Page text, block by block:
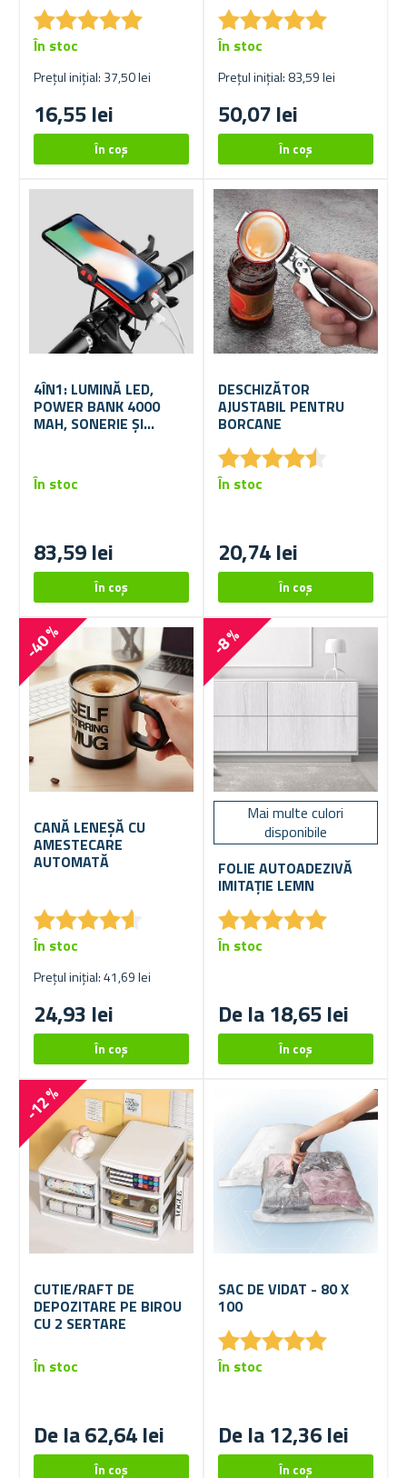
★★★★★
★★★★★
Prețul inițial: 37,50 lei
16,55 lei
În stoc
★★★★★
★★★★★
Prețul inițial: 83,59 lei
50,07 lei
În stoc
4ÎN1: LUMINĂ LED,
POWER BANK 4000
MAH, SONERIE ȘI
BICICLETĂ
83,59 lei
În stoc
DESCHIZĂTOR
AJUSTABIL PENTRU
BORCANE
★★★★★
★★★★★
20,74 lei
În stoc
-40 %
CANĂ LENEȘĂ CU
AMESTECARE
AUTOMATĂ
★★★★★
★★★★★
Prețul inițial: 41,69 lei
24,93 lei
În stoc
-8 %
Mai multe culori
disponibile
FOLIE AUTOADEZIVĂ
IMITAȚIE LEMN
★★★★★
★★★★★
De la 18,65 lei
În stoc
-12 %
CUTIE/RAFT DE
DEPOZITARE PE BIROU
CU 2 SERTARE
De la 62,64 lei
În stoc
SAC DE VIDAT - 80 X
100
★★★★★
★★★★★
De la 12,36 lei
În stoc